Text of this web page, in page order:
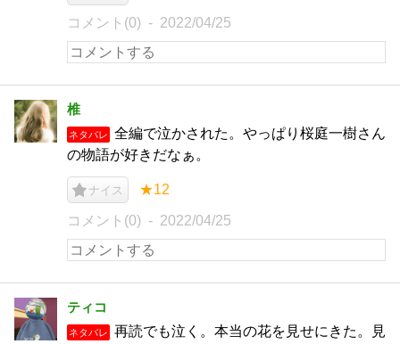
コメント(0) 2022/04/25
椎
ネタバレ
全編で泣かされた。やっぱり桜庭一樹さん
の物語が好きだなぁ。
ナイス ★12
コメント(0) 2022/04/25
ティコ
ネタバレ
再読でも泣く。本当の花を見せにきた。見